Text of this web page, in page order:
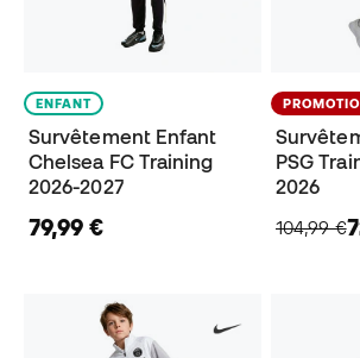
ENFANT
Survêtement Enfant
Chelsea FC Training
2026-2027
79,99 €
PSG
2026
104,99 €